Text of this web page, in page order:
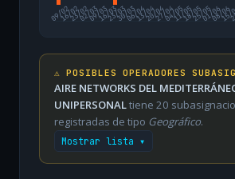
09/02
16/0223/0202/0309/0316/0323/0330/0306/0413/0420/0427/0404/0511/0518/0525/0501/0608/06
15/
⚠️ POSIBLES OPERADORES
AIRE NETWORKS DEL
UNIPERSONALtiene 20
registradas de tipo Geográfico.
Mostrar lista ▾